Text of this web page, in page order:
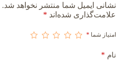
نشانی ایمیل شما منتشر نخواهد شد.
علامت‌گذاری شده‌اند *
امتیاز شما *
نام *